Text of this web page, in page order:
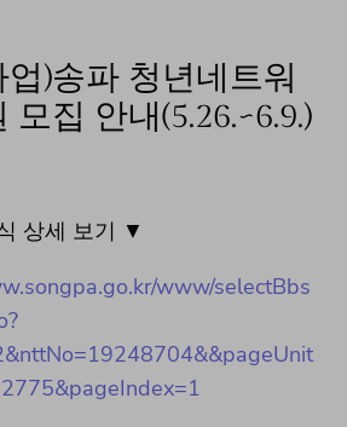
)송파 청년네트워
모집 안내(5.26.~6.9.)
상세 보기 ▼
www/selectBbs